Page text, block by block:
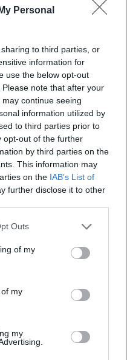
Personal
to third parties, or
information for
use the below opt-out
note that after your
continue seeing
information utilized by
to third parties prior to
opt-out of the further
by third parties on the
This information may
on the IAB’s List of
further disclose it to other
Outs
of my
my
my
a nostalgický nádych.
hite nikdy nedozvedel.
Sabbath: